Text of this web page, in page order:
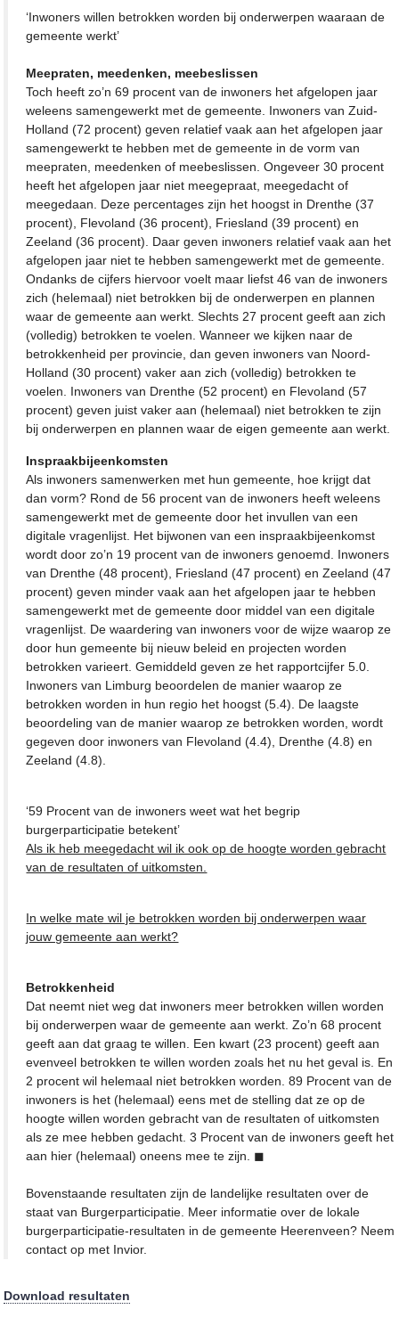
‘Inwoners willen betrokken worden bij onderwerpen waaraan de
gemeente werkt’
Meepraten, meedenken, meebeslissen
Toch heeft zo’n 69 procent van de inwoners het afgelopen jaar
weleens samengewerkt met de gemeente. Inwoners van Zuid-
Holland (72 procent) geven relatief vaak aan het afgelopen jaar
samengewerkt te hebben met de gemeente in de vorm van
meepraten, meedenken of meebeslissen. Ongeveer 30 procent
heeft het afgelopen jaar niet meegepraat, meegedacht of
meegedaan. Deze percentages zijn het hoogst in Drenthe (37
procent), Flevoland (36 procent), Friesland (39 procent) en
Zeeland (36 procent). Daar geven inwoners relatief vaak aan het
afgelopen jaar niet te hebben samengewerkt met de gemeente.
Ondanks de cijfers hiervoor voelt maar liefst 46 van de inwoners
zich (helemaal) niet betrokken bij de onderwerpen en plannen
waar de gemeente aan werkt. Slechts 27 procent geeft aan zich
(volledig) betrokken te voelen. Wanneer we kijken naar de
betrokkenheid per provincie, dan geven inwoners van Noord-
Holland (30 procent) vaker aan zich (volledig) betrokken te
voelen. Inwoners van Drenthe (52 procent) en Flevoland (57
procent) geven juist vaker aan (helemaal) niet betrokken te zijn
bij onderwerpen en plannen waar de eigen gemeente aan werkt.
Inspraakbijeenkomsten
Als inwoners samenwerken met hun gemeente, hoe krijgt dat
dan vorm? Rond de 56 procent van de inwoners heeft weleens
samengewerkt met de gemeente door het invullen van een
digitale vragenlijst. Het bijwonen van een inspraakbijeenkomst
wordt door zo’n 19 procent van de inwoners genoemd. Inwoners
van Drenthe (48 procent), Friesland (47 procent) en Zeeland (47
procent) geven minder vaak aan het afgelopen jaar te hebben
samengewerkt met de gemeente door middel van een digitale
vragenlijst. De waardering van inwoners voor de wijze waarop ze
door hun gemeente bij nieuw beleid en projecten worden
betrokken varieert. Gemiddeld geven ze het rapportcijfer 5.0.
Inwoners van Limburg beoordelen de manier waarop ze
betrokken worden in hun regio het hoogst (5.4). De laagste
beoordeling van de manier waarop ze betrokken worden, wordt
gegeven door inwoners van Flevoland (4.4), Drenthe (4.8) en
Zeeland (4.8).
‘59 Procent van de inwoners weet wat het begrip
burgerparticipatie betekent’
Als ik heb meegedacht wil ik ook op de hoogte worden gebracht
van de resultaten of uitkomsten.
In welke mate wil je betrokken worden bij onderwerpen waar
jouw gemeente aan werkt?
Betrokkenheid
Dat neemt niet weg dat inwoners meer betrokken willen worden
bij onderwerpen waar de gemeente aan werkt. Zo’n 68 procent
geeft aan dat graag te willen. Een kwart (23 procent) geeft aan
evenveel betrokken te willen worden zoals het nu het geval is. En
2 procent wil helemaal niet betrokken worden. 89 Procent van de
inwoners is het (helemaal) eens met de stelling dat ze op de
hoogte willen worden gebracht van de resultaten of uitkomsten
als ze mee hebben gedacht. 3 Procent van de inwoners geeft het
aan hier (helemaal) oneens mee te zijn. ◼
Bovenstaande resultaten zijn de landelijke resultaten over de
staat van Burgerparticipatie. Meer informatie over de lokale
burgerparticipatie-resultaten in de gemeente Heerenveen? Neem
contact op met Invior.
Download resultaten